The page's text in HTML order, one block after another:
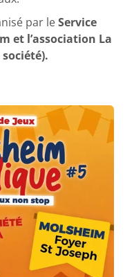
par leService
et l’association La
société).